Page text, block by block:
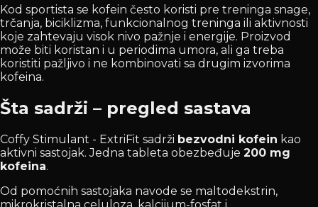
Kod sportista se kofein često koristi pre treninga snage,
trčanja, biciklizma, funkcionalnog treninga ili aktivnosti
koje zahtevaju visok nivo pažnje i energije. Proizvod
može biti koristan i u periodima umora, ali ga treba
koristiti pažljivo i ne kombinovati sa drugim izvorima
kofeina.
Šta sadrži – pregled sastava
Coffy Stimulant - ExtriFit sadrži bezvodni kofein kao
aktivni sastojak. Jedna tableta obezbeđuje 200 mg
kofeina.
Od pomoćnih sastojaka navode se maltodekstrin,